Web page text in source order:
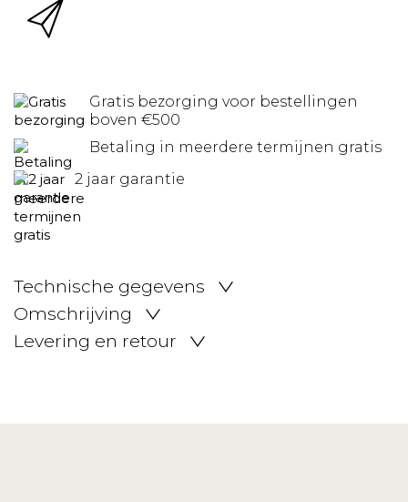
Gratis bezorging voor bestellingen
boven €500
Betaling in meerdere termijnen gratis
2 jaar garantie
Technische gegevens
Omschrijving
Levering en retour